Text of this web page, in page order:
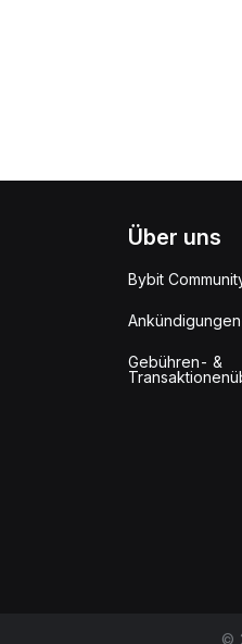
Über uns
Bybit
Ankündigungen
Gebühren- &
©